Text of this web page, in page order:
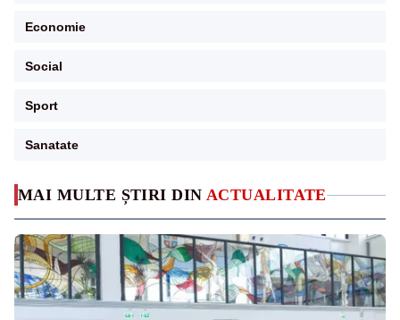
MAI MULTE ȘTIRI DIN ACTUALITATE
Economie
Social
Sport
Sanatate